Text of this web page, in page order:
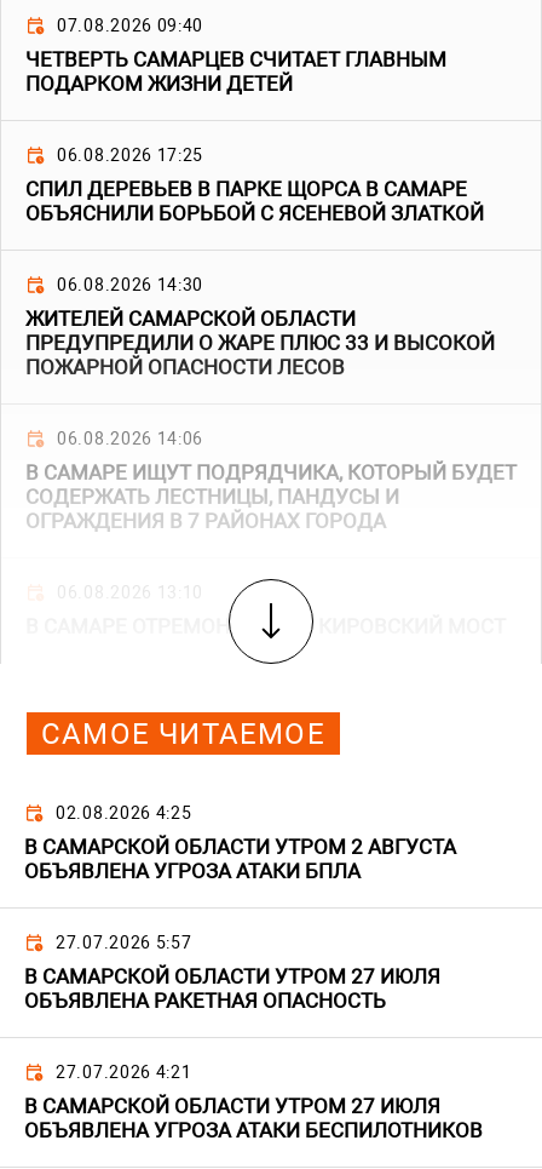
07.08.2026 09:40
ЧЕТВЕРТЬ САМАРЦЕВ СЧИТАЕТ ГЛАВНЫМ
ПОДАРКОМ ЖИЗНИ ДЕТЕЙ
06.08.2026 17:25
СПИЛ ДЕРЕВЬЕВ В ПАРКЕ ЩОРСА В САМАРЕ
ОБЪЯСНИЛИ БОРЬБОЙ С ЯСЕНЕВОЙ ЗЛАТКОЙ
06.08.2026 14:30
ЖИТЕЛЕЙ САМАРСКОЙ ОБЛАСТИ
ПРЕДУПРЕДИЛИ О ЖАРЕ ПЛЮС 33 И ВЫСОКОЙ
ПОЖАРНОЙ ОПАСНОСТИ ЛЕСОВ
06.08.2026 14:06
В САМАРЕ ИЩУТ ПОДРЯДЧИКА, КОТОРЫЙ БУДЕТ
СОДЕРЖАТЬ ЛЕСТНИЦЫ, ПАНДУСЫ И
ОГРАЖДЕНИЯ В 7 РАЙОНАХ ГОРОДА
06.08.2026 13:10
В САМАРЕ ОТРЕМОНТИРУЮТ КИРОВСКИЙ МОСТ
САМОЕ ЧИТАЕМОЕ
02.08.2026 4:25
В САМАРСКОЙ ОБЛАСТИ УТРОМ 2 АВГУСТА
ОБЪЯВЛЕНА УГРОЗА АТАКИ БПЛА
27.07.2026 5:57
В САМАРСКОЙ ОБЛАСТИ УТРОМ 27 ИЮЛЯ
ОБЪЯВЛЕНА РАКЕТНАЯ ОПАСНОСТЬ
27.07.2026 4:21
В САМАРСКОЙ ОБЛАСТИ УТРОМ 27 ИЮЛЯ
ОБЪЯВЛЕНА УГРОЗА АТАКИ БЕСПИЛОТНИКОВ